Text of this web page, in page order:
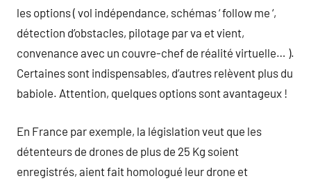
les options ( vol indépendance, schémas ‘ follow me ‘,
détection d’obstacles, pilotage par va et vient,
convenance avec un couvre-chef de réalité virtuelle… ).
Certaines sont indispensables, d’autres relèvent plus du
babiole. Attention, quelques options sont avantageux !
En France par exemple, la législation veut que les
détenteurs de drones de plus de 25 Kg soient
enregistrés, aient fait homologué leur drone et